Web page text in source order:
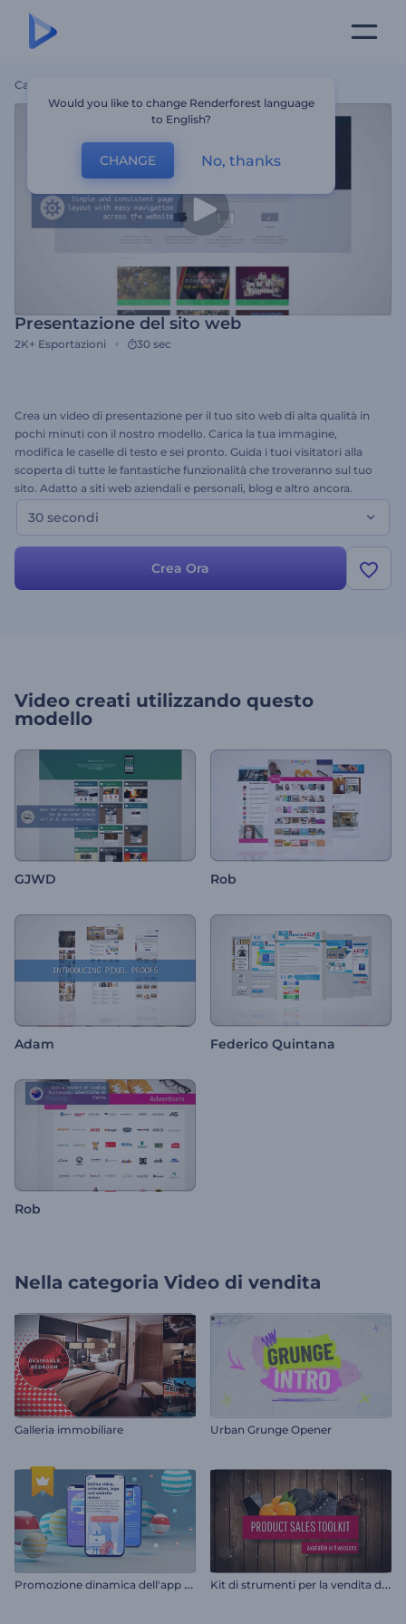
Casa
Presentazione del sito web
2K+ Esportazioni 30 sec
Crea un video di presentazione per il tuo sito web di alta qualità in
pochi minuti con il nostro modello. Carica la tua immagine,
modifica le caselle di testo e sei pronto. Guida i tuoi visitatori alla
scoperta di tutte le fantastiche funzionalità che troveranno sul tuo
sito. Adatto a siti web aziendali e personali, blog e altro ancora.
Provalo subito!
30 secondi
Crea Ora
Video creati utilizzando questo
modello
GJWD Rob
Adam Federico Quintana
Rob
Nella categoria Video di vendita
Galleria immobiliare Urban Grunge Opener
P
romozione dinamica dell'app mobile K
it di strumenti per la vendita di prodotti
Would you like to change Renderforest language
to English?
CHANGE No, thanks